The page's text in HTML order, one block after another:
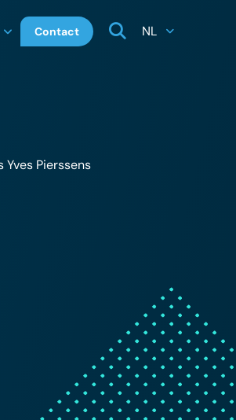
Contact NL